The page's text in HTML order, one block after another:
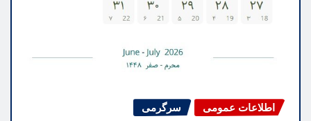
اطلاعات عمومی سرگرمی